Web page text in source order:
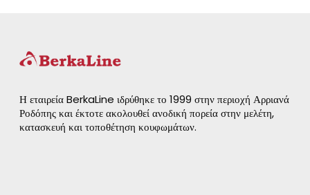
Η εταιρεία BerkaLine ιδρύθηκε το 1999 στην περιοχή Αρριανά
Ροδόπης και έκτοτε ακολουθεί ανοδική πορεία στην μελέτη,
κατασκευή και τοποθέτηση κουφωμάτων.